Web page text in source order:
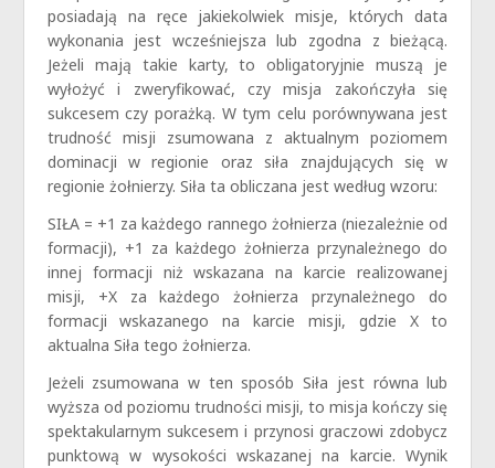
posiadają na ręce jakiekolwiek misje, których data
wykonania jest wcześniejsza lub zgodna z bieżącą.
Jeżeli mają takie karty, to obligatoryjnie muszą je
wyłożyć i zweryfikować, czy misja zakończyła się
sukcesem czy porażką. W tym celu porównywana jest
trudność misji zsumowana z aktualnym poziomem
dominacji w regionie oraz siła znajdujących się w
regionie żołnierzy. Siła ta obliczana jest według wzoru:
SIŁA = +1 za każdego rannego żołnierza (niezależnie od
formacji), +1 za każdego żołnierza przynależnego do
innej formacji niż wskazana na karcie realizowanej
misji, +X za każdego żołnierza przynależnego do
formacji wskazanego na karcie misji, gdzie X to
aktualna Siła tego żołnierza.
Jeżeli zsumowana w ten sposób Siła jest równa lub
wyższa od poziomu trudności misji, to misja kończy się
spektakularnym sukcesem i przynosi graczowi zdobycz
punktową w wysokości wskazanej na karcie. Wynik